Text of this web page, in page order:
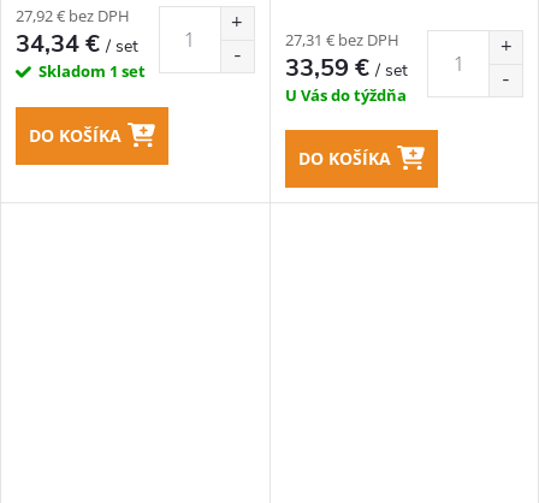
27,92 € bez DPH
34,34 €/ set
Skladom 1 set
DO KOŠÍKA
27,31 € bez DPH
33,59 €/ set
U Vás do týždňa
DO KOŠÍKA